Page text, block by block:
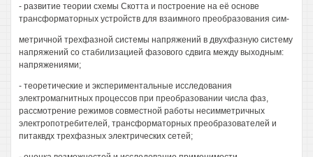
- развитие теории схемы Скотта и построение на её основе
трансформаторных устройств для взаимного преобразования сим-
метричной трехфазной системы напряжений в двухфазную систему
напряжений со стабилизацией фазового сдвига между выходным:
напряжениями;
- теоретические и экспериментальные исследования
электромагнитных процессов при преобразовании числа фаз,
рассмотрение режимов совместной работы несимметричных
электропотребителей, трансформаторных преобразователей и
питаквдх трехфазных электрических сетей;